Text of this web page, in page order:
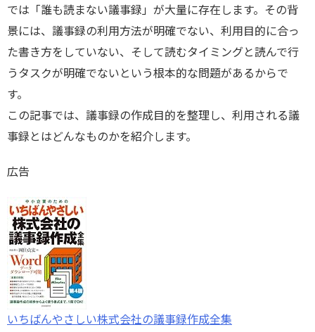
では「誰も読まない議事録」が大量に存在します。その背
景には、議事録の利用方法が明確でない、利用目的に合っ
た書き方をしていない、そして読むタイミングと読んで行
うタスクが明確でないという根本的な問題があるからで
す。
この記事では、議事録の作成目的を整理し、利用される議
事録とはどんなものかを紹介します。
広告
いちばんやさしい株式会社の議事録作成全集